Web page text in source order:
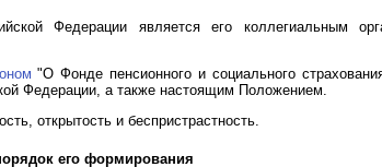
Федерации является его коллегиальным
"О Фонде пенсионного и социального
Федерации, а также настоящим Положением.
открытость и беспристрастность.
его формирования